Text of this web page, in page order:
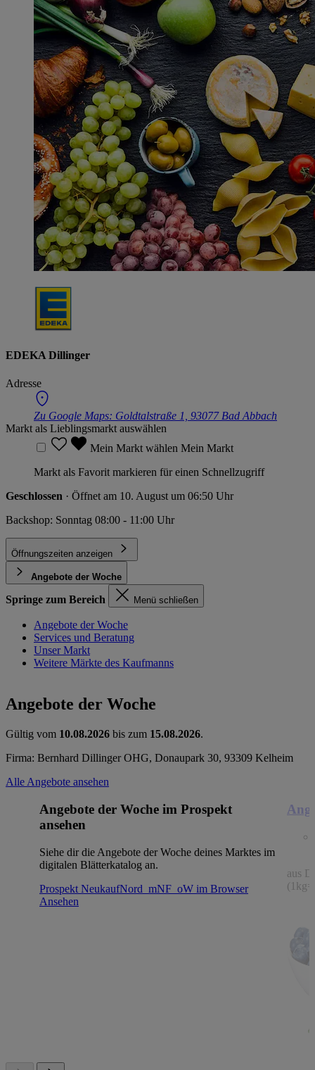
EDEKA Dillinger
Adresse
Zu Google Maps: Goldtalstraße 1, 93077 Bad Abbach
Markt als Lieblingsmarkt auswählen
Mein Markt wählen Mein Markt
Markt als Favorit markieren für einen Schnellzugriff
Geschlossen · Öffnet am 10. August um 06:50 Uhr
Backshop: Sonntag 08:00 - 11:00 Uhr
Öffnungszeiten anzeigen
Angebote der Woche
Springe zum Bereich Menü schließen
Angebote der Woche
Services und Beratung
Unser Markt
Weitere Märkte des Kaufmanns
Angebote der Woche
Gültig vom 10.08.2026 bis zum 15.08.2026.
Firma: Bernhard Dillinger OHG, Donaupark 30, 93309 Kelheim
Alle Angebote ansehen
Angebote der Woche im Prospekt
ansehen
Siehe dir die Angebote der Woche deines Marktes im
digitalen Blätterkatalog an.
Prospekt NeukaufNord_mNF_oW im Browser
Ansehen
aus